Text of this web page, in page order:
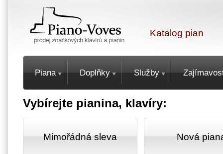
Katalog pian
Piana Doplňky Služby
Vybírejte pianina, klavíry:
Mimořádná sleva Nová